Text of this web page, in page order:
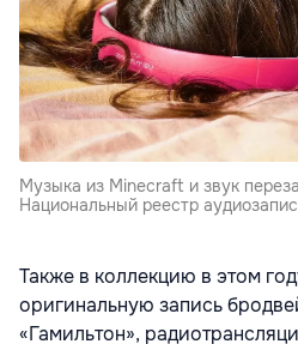
Музыка из Minecraft и звук
Национальный реестр
Также в коллекцию в этом
оригинальную запись
«Гамильтон»,